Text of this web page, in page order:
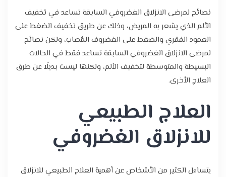
نصائح لمرضى الانزلاق الغضروفي السابقة تساعد في تخفيف
الألم الذي يشعر به المريض، وذلك عن طريق تخفيف الضغط على
العمود الفقري والضغط على الغضروف المُصاب، ولكن نصائح
لمرضى الانزلاق الغضروفي السابقة تساعد فقط في الحالات
البسيطة والمتوسطة لتخفيف الألم، ولكنها ليست بديلًا عن طرق
العلاج الأخرى.
العلاج الطبيعي
للانزلاق الغضروفي
يتساءل الكثير من الأشخاص عن أهمية العلاج الطبيعي للانزلاق